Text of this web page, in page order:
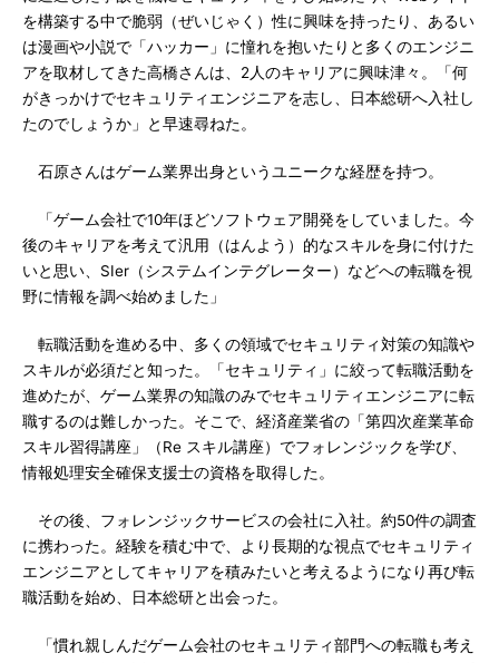
を構築する中で脆弱（ぜいじゃく）性に興味を持ったり、あるい
は漫画や小説で「ハッカー」に憧れを抱いたりと多くのエンジニ
アを取材してきた高橋さんは、2人のキャリアに興味津々。「何
がきっかけでセキュリティエンジニアを志し、日本総研へ入社し
たのでしょうか」と早速尋ねた。
石原さんはゲーム業界出身というユニークな経歴を持つ。
「ゲーム会社で10年ほどソフトウェア開発をしていました。今
後のキャリアを考えて汎用（はんよう）的なスキルを身に付けた
いと思い、SIer（システムインテグレーター）などへの転職を視
野に情報を調べ始めました」
転職活動を進める中、多くの領域でセキュリティ対策の知識や
スキルが必須だと知った。「セキュリティ」に絞って転職活動を
進めたが、ゲーム業界の知識のみでセキュリティエンジニアに転
職するのは難しかった。そこで、経済産業省の「第四次産業革命
スキル習得講座」（Re スキル講座）でフォレンジックを学び、
情報処理安全確保支援士の資格を取得した。
その後、フォレンジックサービスの会社に入社。約50件の調査
に携わった。経験を積む中で、より長期的な視点でセキュリティ
エンジニアとしてキャリアを積みたいと考えるようになり再び転
職活動を始め、日本総研と出会った。
「慣れ親しんだゲーム会社のセキュリティ部門への転職も考え